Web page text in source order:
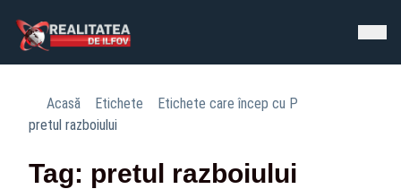
Acasă Etichete
Etichete care încep cu P
pretul razboiului
Tag: pretul razboiului